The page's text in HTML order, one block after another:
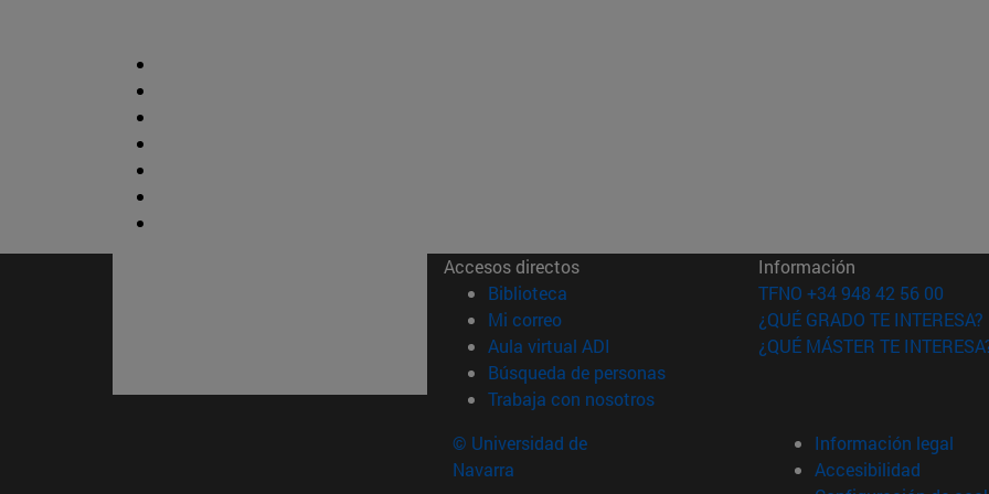
Accesos directos
Biblioteca (abre en nueva ventana)
Mi correo(abre en nueva ventana)
Aula virtual ADI (abre en nueva ventana)
Búsqueda de personas(abre en nueva ventana)
Trabaja con nosotros(abre en nueva ventana)
Información
TFNO +34 948 42 56 00
¿QUÉ GRADO TE INTERESA?
¿QUÉ MÁSTER TE
© Universidad de
Navarra
Información legal
Accesibilidad